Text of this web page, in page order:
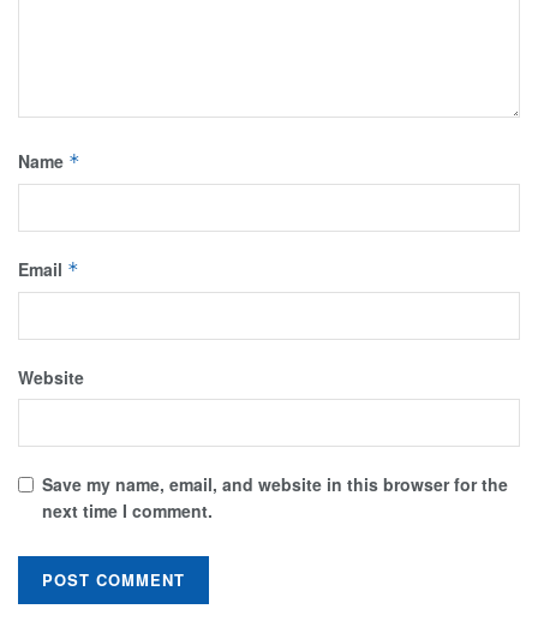
Name *
Email *
Website
Save my name, email, and website in this browser for the
next time I comment.